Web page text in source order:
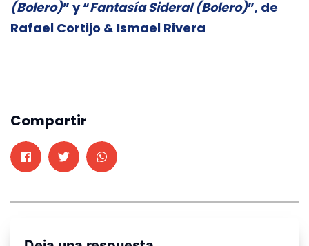
(Bolero)” y “Fantasía Sideral (Bolero)”, de
Rafael Cortijo & Ismael Rivera
Compartir